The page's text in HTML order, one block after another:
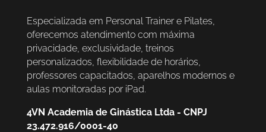
Especializada em Personal Trainer e Pilates,
oferecemos atendimento com máxima
privacidade, exclusividade, treinos
personalizados, flexibilidade de horários,
professores capacitados, aparelhos modernos e
aulas monitoradas por iPad.
4VN Academia de Ginástica Ltda - CNPJ
23.472.916/0001-40